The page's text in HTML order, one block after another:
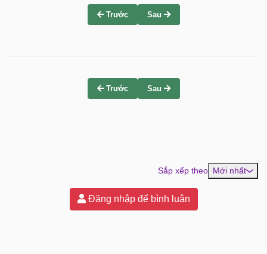
Trước Sau
Trước Sau
Sắp xếp theo Mới nhất
Đăng nhập để bình luận